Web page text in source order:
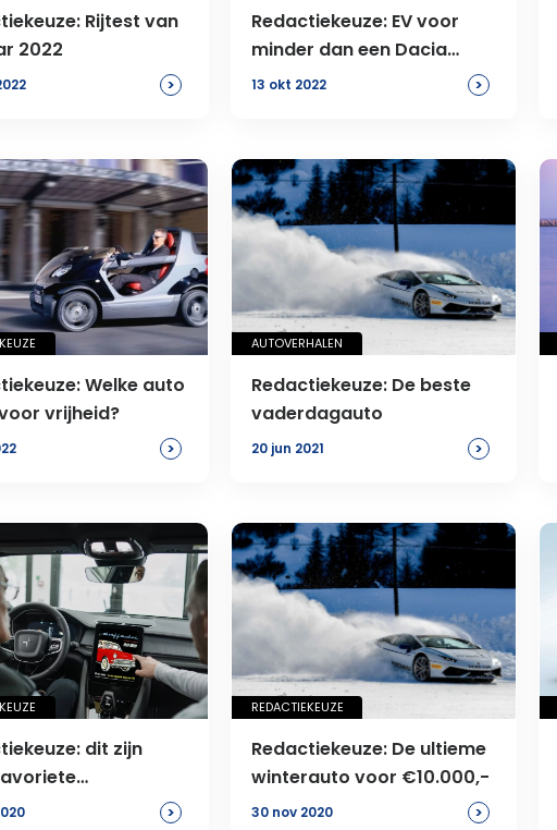
Rijtest van
2022
>
Redactiekeuze: EV voor
minder dan een Dacia
Spring
13 okt 2022 >
Welke auto
vrijheid?
>
AUTOVERHALEN
Redactiekeuze: De beste
vaderdagauto
20 jun 2021 >
dit zijn
>
REDACTIEKEUZE
Redactiekeuze: De ultieme
winterauto voor €10.000,-
30 nov 2020 >